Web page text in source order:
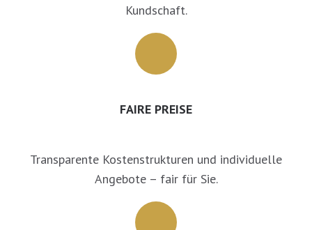
Kundschaft.
FAIRE PREISE
Transparente Kostenstrukturen und individuelle
Angebote – fair für Sie.